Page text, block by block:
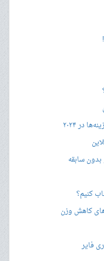
در ۲۰۲۴
سابقه
کنیم؟
کاهش وزن
فایر